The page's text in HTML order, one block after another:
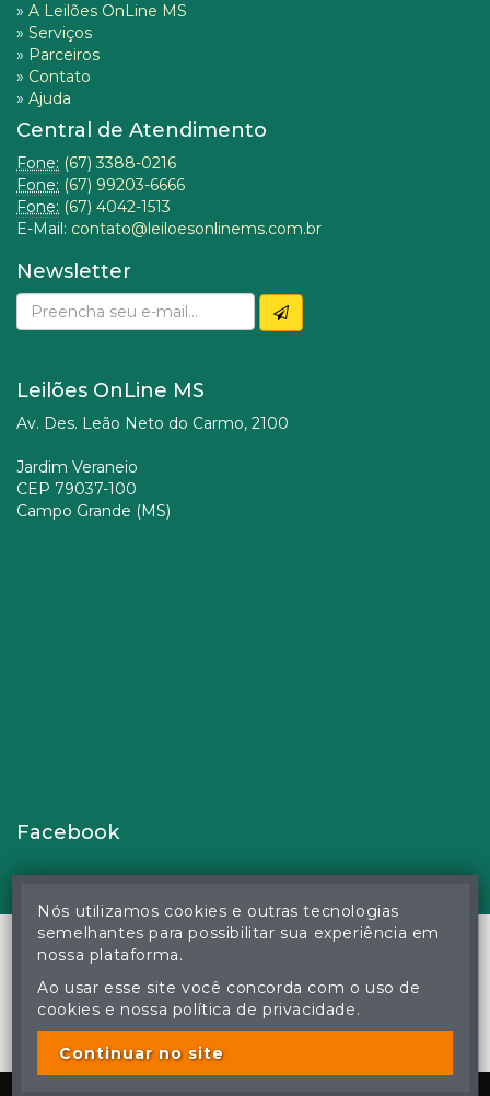
» A Leilões OnLine MS
» Serviços
» Parceiros
» Contato
» Ajuda
Central de Atendimento
Fone: (67) 3388-0216
Fone: (67) 99203-6666
Fone: (67) 4042-1513
E-Mail: contato@leiloesonlinems.com.br
Newsletter
Leilões OnLine MS
Av. Des. Leão Neto do Carmo, 2100
Jardim Veraneio
CEP 79037-100
Campo Grande (MS)
Facebook
© Gustavo Correa Pereira da Silva - Leiloeiro Público Oficial -
Matrícula nº 26 JUCEMS - Todos os direitos reservados
A cópia ou reprodução não autorizada do conteúdo deste site
poderá acarretar em penas previstas em lei.
Nós utilizamos cookies e outras tecnologias
semelhantes para possibilitar sua experiência em
nossa plataforma.
Ao usar esse site você concorda com o uso de
cookies e nossa política de privacidade.
Continuar no site